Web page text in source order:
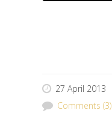
27 April 2013
Comments (3)